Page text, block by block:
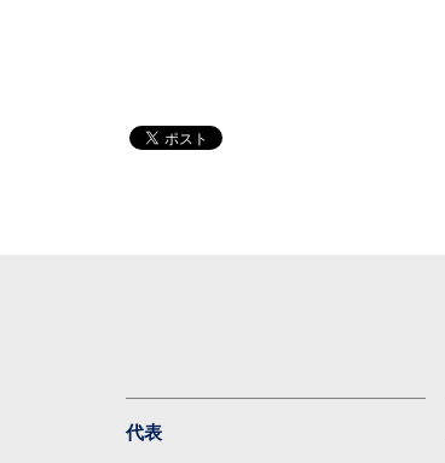
代表